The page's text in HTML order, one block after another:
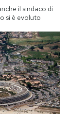
il sindaco di
si è evoluto